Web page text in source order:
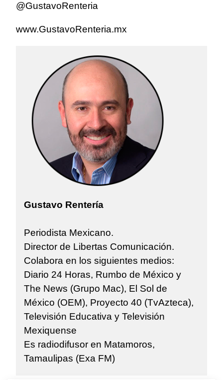
@GustavoRenteria
www.GustavoRenteria.mx
Gustavo Rentería
Periodista Mexicano.
Director de Libertas Comunicación.
Colabora en los siguientes medios:
Diario 24 Horas, Rumbo de México y
The News (Grupo Mac), El Sol de
México (OEM), Proyecto 40 (TvAzteca),
Televisión Educativa y Televisión
Mexiquense
Es radiodifusor en Matamoros,
Tamaulipas (Exa FM)